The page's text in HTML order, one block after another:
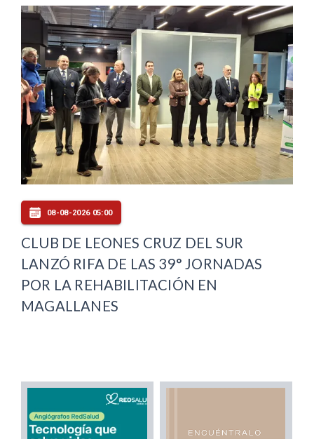
08-08-2026 05:00
CLUB DE LEONES CRUZ DEL SUR
LANZÓ RIFA DE LAS 39° JORNADAS
POR LA REHABILITACIÓN EN
MAGALLANES